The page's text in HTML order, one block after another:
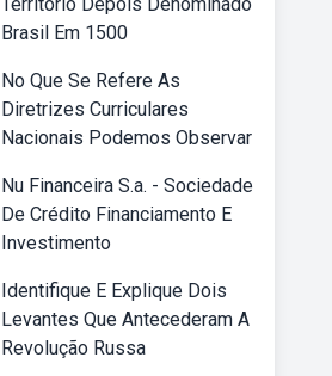
Brasil Em 1500
No Que Se Refere As
Diretrizes Curriculares
Nacionais Podemos Observar
Nu Financeira S.a. - Sociedade
De Crédito Financiamento E
Investimento
Identifique E Explique Dois
Levantes Que Antecederam A
Revolução Russa